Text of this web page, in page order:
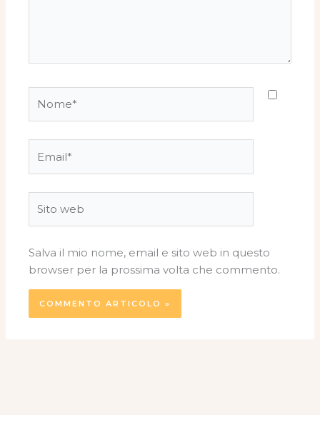
web
Salva il mio nome, email e sito web in questo
browser per la prossima volta che commento.